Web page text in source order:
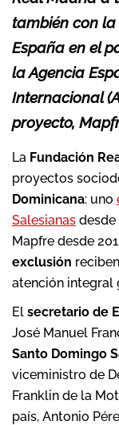
también con
España en el
la Agencia
Internacional
proyecto,
La Fundación
proyectos
Dominicana: uno
Salesianas desde
Mapfre desde
exclusión
atención integral
El secretario de
José Manuel
Santo Domingo
viceministro de
Franklin de la
país, Antonio